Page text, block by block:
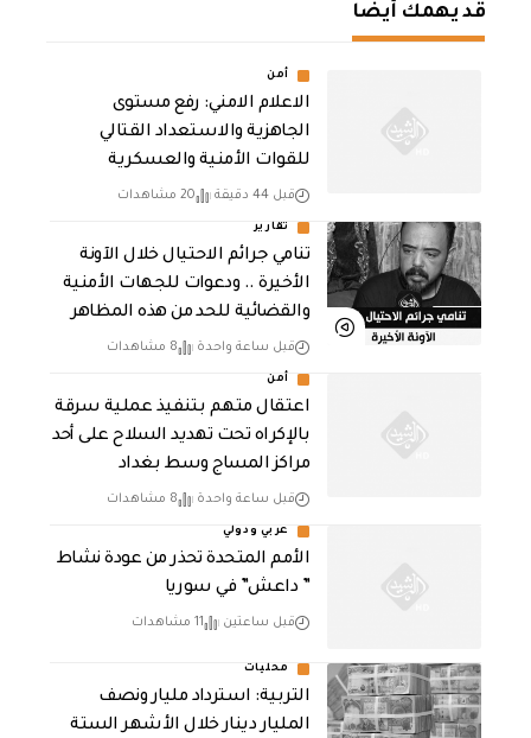
قد يهمك أيضا
أمن
الاعلام الامني: رفع مستوى
الجاهزية والاستعداد القتالي
للقوات الأمنية والعسكرية
قبل 44 دقيقة 20 مشاهدات
تقارير
تنامي جرائم الاحتيال خلال الآونة
الأخيرة .. ودعوات للجهات الأمنية
والقضائية للحد من هذه المظاهر
قبل ساعة واحدة 8 مشاهدات
أمن
اعتقال متهم بتنفيذ عملية سرقة
بالإكراه تحت تهديد السلاح على أحد
مراكز المساج وسط بغداد
قبل ساعة واحدة 8 مشاهدات
عربي ودولي
الأمم المتحدة تحذر من عودة نشاط
” داعش” في سوريا
قبل ساعتين 11 مشاهدات
محليات
التربية: استرداد مليار ونصف
المليار دينار خلال الأشهر الستة